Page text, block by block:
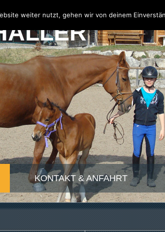
KONTAKT & ANFAHRT
weiter nutzt, gehen wir von deinem